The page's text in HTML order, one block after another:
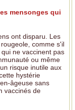
mensonges qui
ont disparu. Les
comme s'il
ne vaccinent pas
ou même
risque inutile aux
hystérie
âgeuse sans
vaccinés de